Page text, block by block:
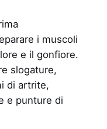
i muscoli
e il gonfiore.
slogature,
di artrite,
e punture di